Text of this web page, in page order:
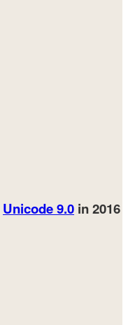
Unicode 9.0 in 2016